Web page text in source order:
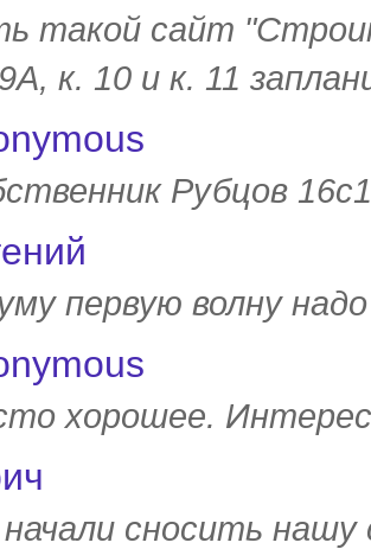
такой сайт
к. 10 и к. 11
Рубцов
первую волну
хорошее.
сносить